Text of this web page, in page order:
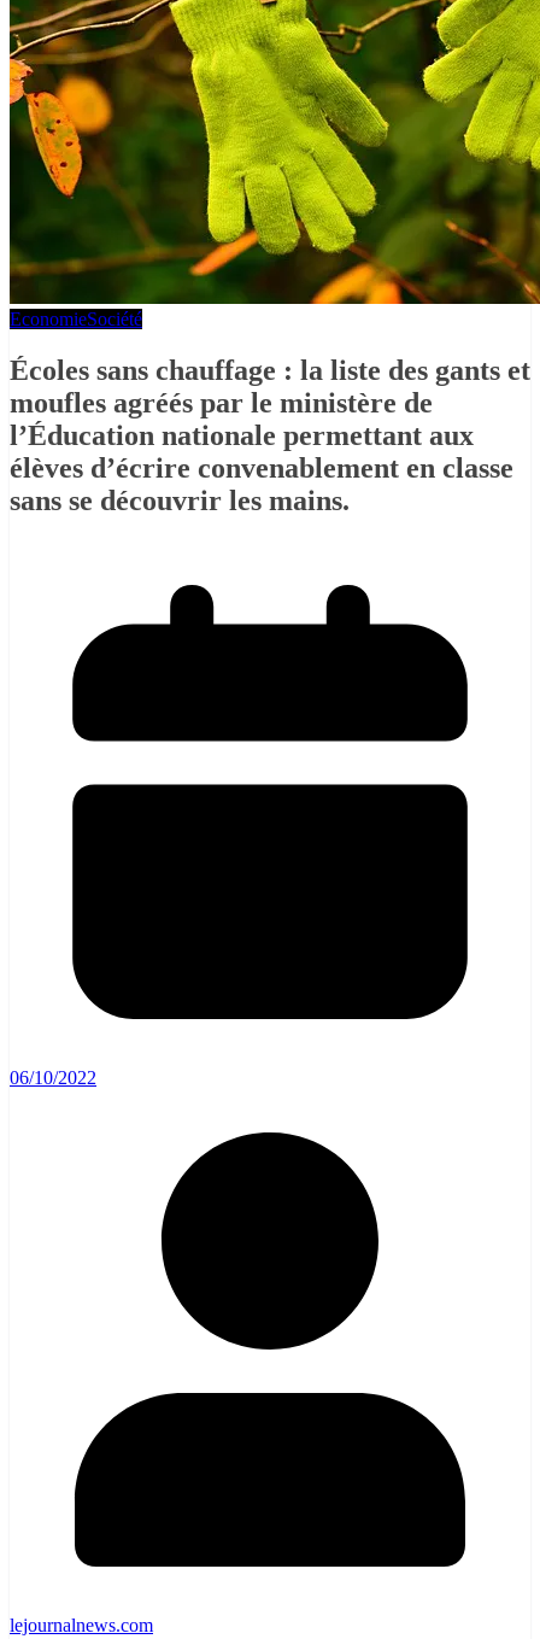
EconomieSociété
Écoles sans chauffage : la liste des gants et
moufles agréés par le ministère de
l’Éducation nationale permettant aux
élèves d’écrire convenablement en classe
sans se découvrir les mains.
06/10/2022
lejournalnews.com